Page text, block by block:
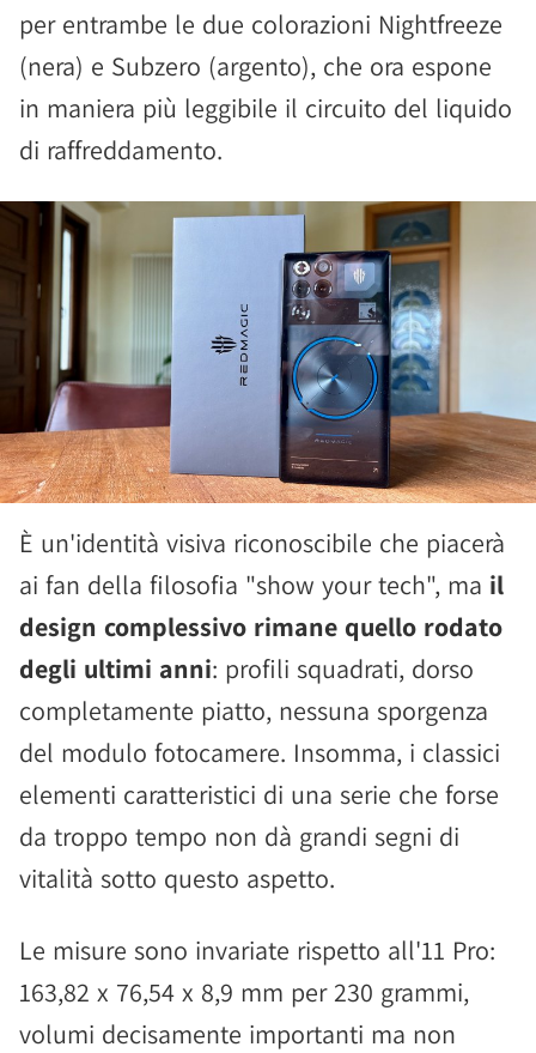
per entrambe le due colorazioni Nightfreeze
(nera) e Subzero (argento), che ora espone
in maniera più leggibile il circuito del liquido
di raffreddamento.
È un'identità visiva riconoscibile che piacerà
ai fan della filosofia "show your tech", ma il
design complessivo rimane quello rodato
degli ultimi anni: profili squadrati, dorso
completamente piatto, nessuna sporgenza
del modulo fotocamere. Insomma, i classici
elementi caratteristici di una serie che forse
da troppo tempo non dà grandi segni di
vitalità sotto questo aspetto.
Le misure sono invariate rispetto all'11 Pro:
163,82 x 76,54 x 8,9 mm per 230 grammi,
volumi decisamente importanti ma non